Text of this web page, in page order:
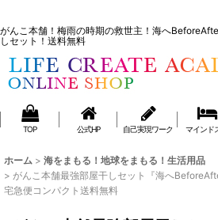
がんこ本舗！梅雨の時期の救世主！海へ
しセット！送料無料
TOP 公式HP 自己実現ワーク マインド
ホーム > 海をまもる！地球をまもる！生活用品
> がんこ本舗最強部屋干しセット『海へ
宅急便コンパクト送料無料